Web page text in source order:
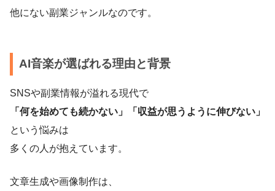
他にない副業ジャンルなのです。
AI音楽が選ばれる理由と背景
SNSや副業情報が溢れる現代で
「何を始めても続かない」「収益が思うように伸びない」
という悩みは
多くの人が抱えています。
文章生成や画像制作は、